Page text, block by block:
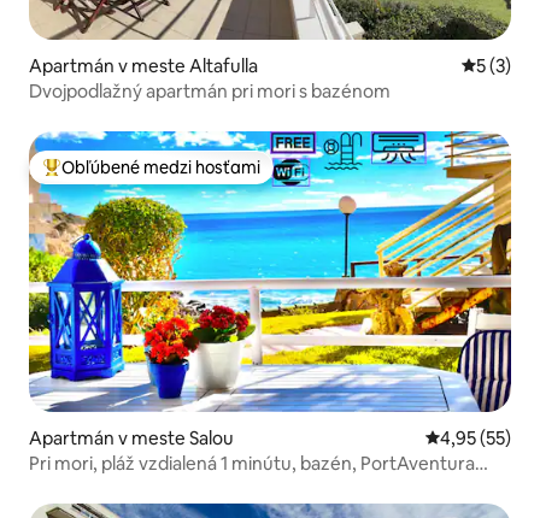
Apartmán v meste Altafulla
5 (3)
Dvojpodlažný apartmán pri mori s bazénom
Najobľúbenejšie medzi hosťami
Obľúbené medzi hosťami
Apartmán v meste Salou Priemerné
4,95 (55)
Pri mori, pláž vzdialená 1 minútu, bazén, PortAventura